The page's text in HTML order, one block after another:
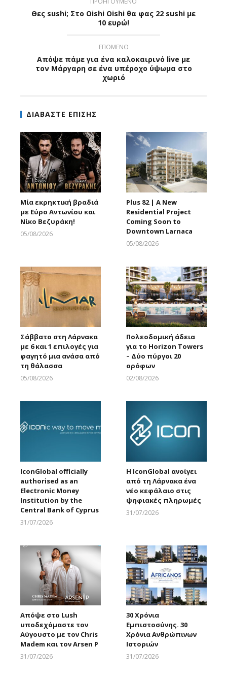
Θες sushi; Στο Oishi Oishi θα φας 22 sushi με
10 ευρώ!
ΕΠΟΜΕΝΟ
Απόψε πάμε για ένα καλοκαιρινό live με
τον Μάργαρη σε ένα υπέροχο ύψωμα στο
χωριό
ΔΙΑΒΑΣΤΕ ΕΠΙΣΗΣ
Μία εκρηκτική βραδιά
με Εύρο Αντωνίου και
Νίκο Βεζυράκη!
05/08/2026
Plus 82 | A New
Residential Project
Coming Soon to
Downtown Larnaca
05/08/2026
Σάββατο στη Λάρνακα
με 6 και 1 επιλογές για
φαγητό μια ανάσα από
τη θάλασσα
05/08/2026
Πολεοδομική άδεια
για το Horizon Towers
– Δύο πύργοι 20
ορόφων
02/08/2026
IconGlobal officially
authorised as an
Electronic Money
Institution by the
Central Bank of Cyprus
31/07/2026
Η IconGlobal ανοίγει
από τη Λάρνακα ένα
νέο κεφάλαιο στις
ψηφιακές πληρωμές
31/07/2026
Απόψε στο Lush
υποδεχόμαστε τον
Αύγουστο με τον Chris
Madem και τον Arsen P
31/07/2026
30 Χρόνια
Εμπιστοσύνης. 30
Χρόνια Ανθρώπινων
Ιστοριών
31/07/2026